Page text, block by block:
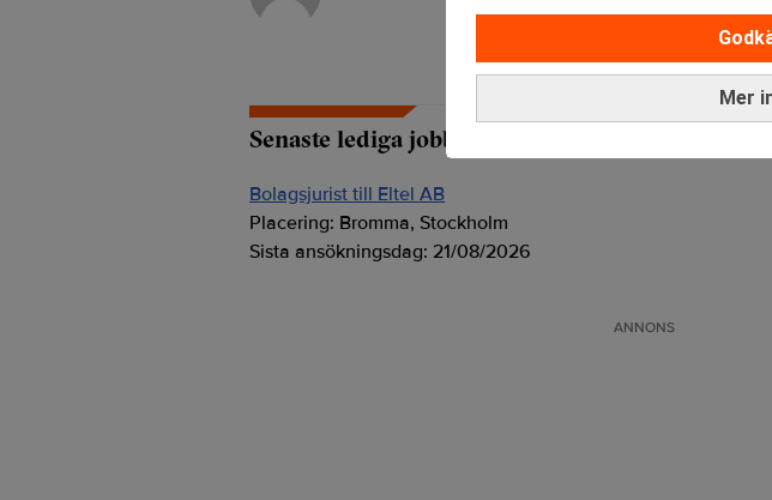
Mer
Senaste lediga jobben
Bolagsjurist till Eltel AB
Placering: Bromma, Stockholm
Sista ansökningsdag: 21/08/2026
ANNONS